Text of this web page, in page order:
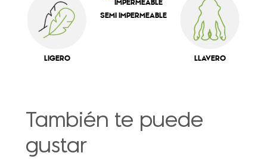
LIGERO
SEMI IMPERMEABLE
LLAVERO
También te puede
gustar